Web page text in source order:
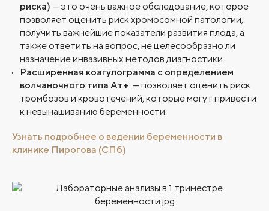
риска) — это очень важное обследование, которое
позволяет оценить риск хромосомной патологии,
получить важнейшие показатели развития плода, а
также ответить на вопрос, не целесообразно ли
назначение инвазивных методов диагностики.
Расширенная коагулограмма с определением
волчаночного типа Ат+ — позволяет оценить риск
тромбозов и кровотечений, которые могут привести
к невынашиванию беременности.
Узнать подробнее о ведении беременности в
клинике Пирогова (СПб)